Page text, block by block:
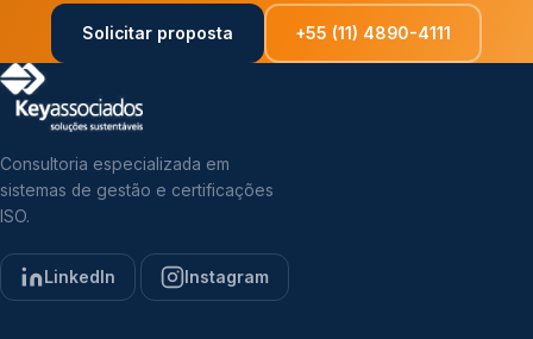
Solicitar proposta +55 (11) 4890-4111
Consultoria especializada em
sistemas de gestão e certificações
ISO.
LinkedIn Instagram